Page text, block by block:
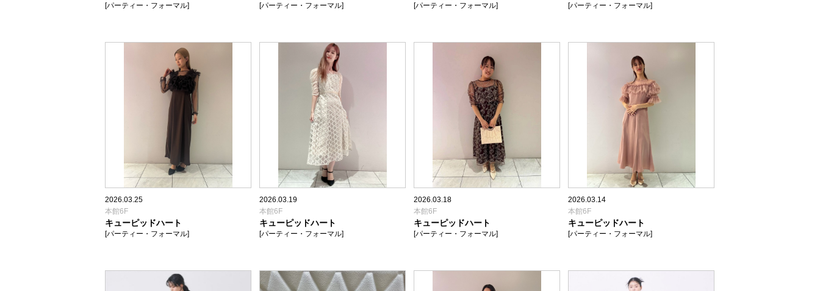
[パーティー・フォーマル] [パーティー・フォーマル] [パーティー・フォーマル] [パーティー・フォーマル]
2026.03.25
本館6F
キューピッドハート
[パーティー・フォーマル]
2026.03.19
本館6F
キューピッドハート
[パーティー・フォーマル]
2026.03.18
本館6F
キューピッドハート
[パーティー・フォーマル]
2026.03.14
本館6F
キューピッドハート
[パーティー・フォーマル]